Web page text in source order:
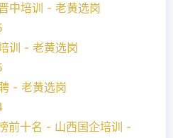
中培训 - 老黄选岗
训 - 老黄选岗
- 老黄选岗
前十名 - 山西国企培训 -